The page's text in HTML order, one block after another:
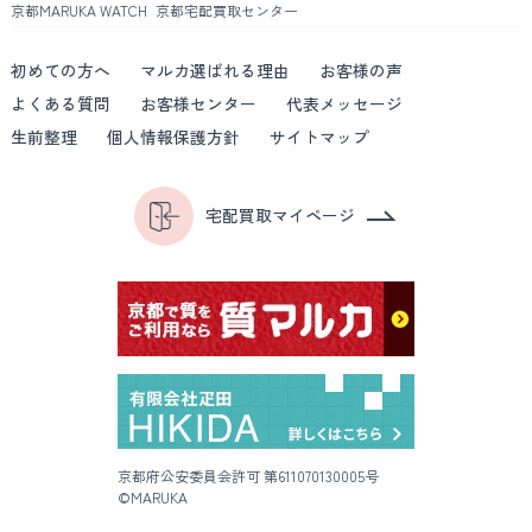
京都MARUKA WATCH 京都宅配買取センター
初めての方へ マルカ選ばれる理由
お客様の声
よくある質問
お客様センター
代表メッセージ
生前整理
個人情報保護方針 サイトマップ
宅配買取マイページ
京都府公安委員会許可 第611070130005号
©MARUKA